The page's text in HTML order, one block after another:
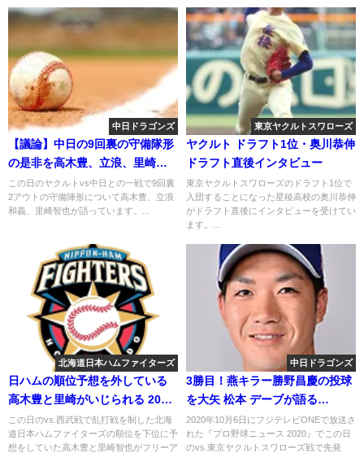
中日ドラゴンズ
【議論】中日の9回裏の守備隊形
の是非を高木豊、立浪、里崎が
考える 2018年5月1日
この日のヤクルトvs中日との一戦で9回裏
2アウトの守備陣形について高木豊、立浪
和義、里崎智也が語っています。...
東京ヤクルトスワローズ
ヤクルト ドラフト1位・奥川恭伸
ドラフト直後インタビュー
東京ヤクルトスワローズのドラフト1位で
入団することになった星稜高校の奥川恭伸
がドラフト直後にインタビューを受けてい
ます。...
北海道日本ハムファイターズ
日ハムの順位予想を外している
高木豊と里崎がいじられる 2018
年5月26日
この日のvs.西武戦で乱打戦を制した北海
道日本ハムファイターズの順位を下位に予
想をしていた高木豊と里崎智也がフリーア
中日ドラゴンズ
3勝目！燕キラー勝野昌慶の投球
を大矢 松本 デーブが語る
2020.10.6
2020年10月6日にフジテレビONEで放送さ
れた『プロ野球ニュース 2020』でこの日
のvs.東京ヤクルトスワローズ戦で先発